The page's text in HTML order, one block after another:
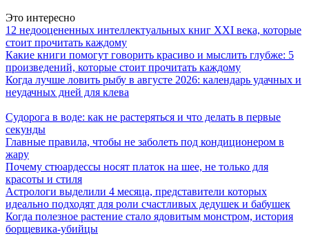
Это интересно
12 недооцененных интеллектуальных книг XXI века, которые
стоит прочитать каждому
Какие книги помогут говорить красиво и мыслить глубже: 5
произведений, которые стоит прочитать каждому
Когда лучше ловить рыбу в августе 2026: календарь удачных и
неудачных дней для клева
Судорога в воде: как не растеряться и что делать в первые
секунды
Главные правила, чтобы не заболеть под кондиционером в
жару
Почему стюардессы носят платок на шее, не только для
красоты и стиля
Астрологи выделили 4 месяца, представители которых
идеально подходят для роли счастливых дедушек и бабушек
Когда полезное растение стало ядовитым монстром, история
борщевика-убийцы